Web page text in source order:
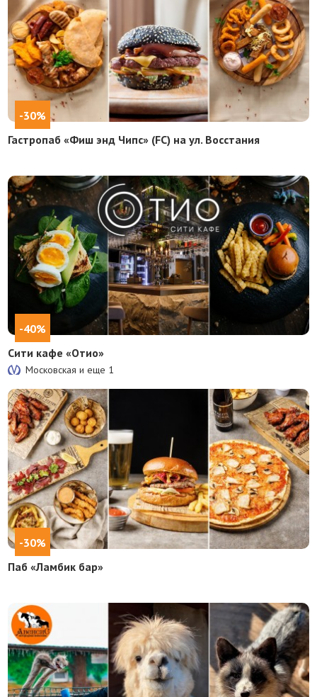
-30%
Гастропаб «Фиш энд Чипс» (FC) на ул. Восстания
-40%
Сити кафе «Отио»
Московская и еще 1
-30%
Паб «Ламбик бар»